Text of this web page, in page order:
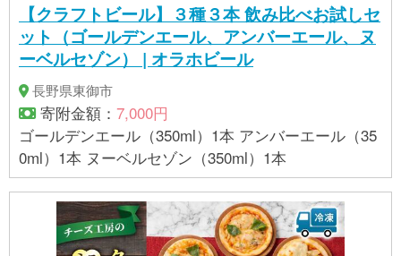
【クラフトビール】３種３本 飲み比べお試しセ
ット（ゴールデンエール、アンバーエール、ヌ
ーベルセゾン） | オラホビール
長野県東御市
寄附金額： 7,000円
ゴールデンエール（350ml）1本 アンバーエール（35
0ml）1本 ヌーベルセゾン（350ml）1本